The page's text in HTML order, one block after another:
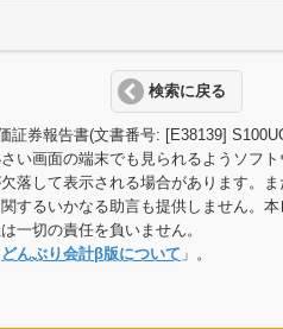
検索に戻る
券報告書(文書番号: [E38139]
い画面の端末でも見られるようソフ
落して表示される場合があります。
するいかなる助言も提供しません。
一切の責任を負いません。
どんぶり会計β版について 」。